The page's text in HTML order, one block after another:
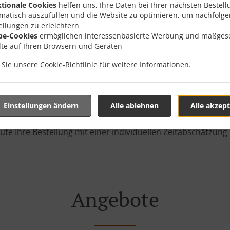
Cookies helfen uns, Ihre Daten bei Ihrer nächsten
auszufüllen und die Website zu optimieren, um
zu erleichtern
Cookies ermöglichen interessenbasierte Werbung und
auf Ihren Browsern und Geräten
unsere Cookie-Richtlinie für weitere Informationen.
Alle
Alle ablehnen
Einstellungen ändern
Mit Lieferung In
Nähe von Cottbus Merzdorf und freuen uns auf Ihre
Online-Menü anzusehen und bestellen Sie wenn
Ihre Bestellung mit einer individuellen Zeitabschätzung
Angebote